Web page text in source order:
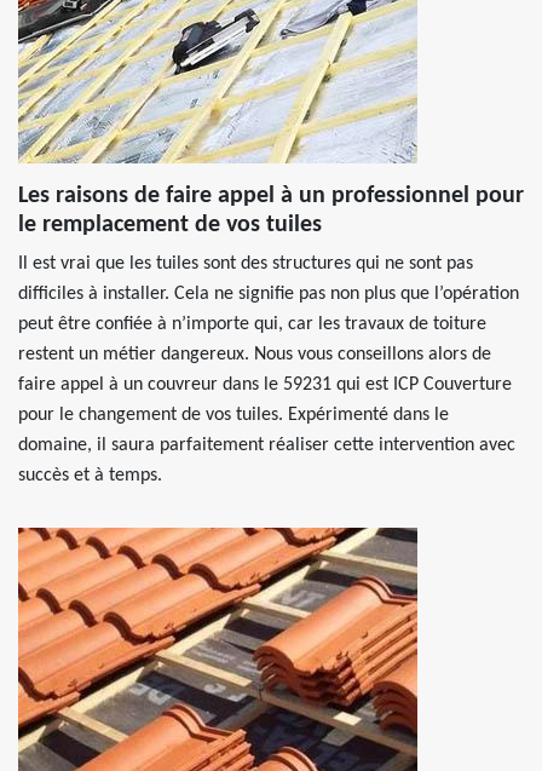
Les raisons de faire appel à un professionnel pour
le remplacement de vos tuiles
Il est vrai que les tuiles sont des structures qui ne sont pas
difficiles à installer. Cela ne signifie pas non plus que l’opération
peut être confiée à n’importe qui, car les travaux de toiture
restent un métier dangereux. Nous vous conseillons alors de
faire appel à un couvreur dans le 59231 qui est ICP Couverture
pour le changement de vos tuiles. Expérimenté dans le
domaine, il saura parfaitement réaliser cette intervention avec
succès et à temps.